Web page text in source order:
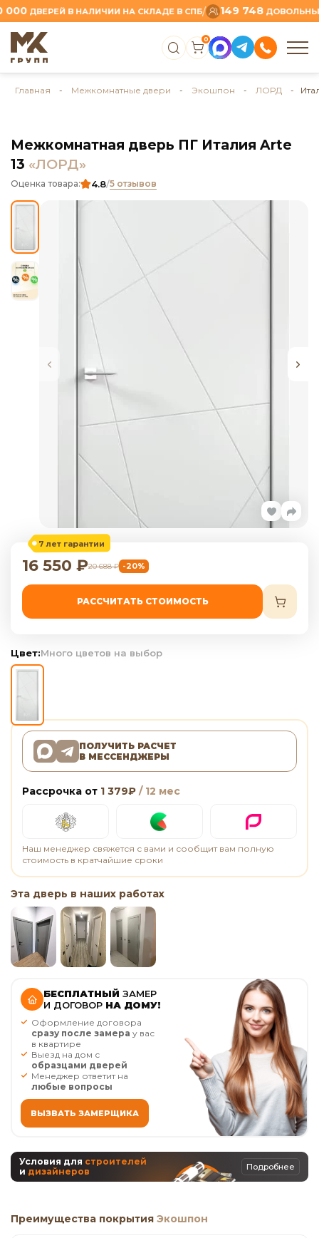
ДВЕРЕЙ В НАЛИЧИИ НА СКЛАДЕ В СПБ/ 149 748 ДОВОЛЬНЫХ
0
Главная - Межкомнатные двери - Экошпон - ЛОРД -
Межкомнатная дверь ПГ Италия Arte
13 «ЛОРД»
Оценка товара: 4.8/5 отзывов
7 лет гарантии
16 550 ₽20 688₽ -20%
РАССЧИТАТЬ СТОИМОСТЬ
Цвет:Много цветов на выбор
ПОЛУЧИТЬ РАСЧЕТ
В МЕССЕНДЖЕРЫ
Рассрочка от 1 379₽ / 12 мес
Наш менеджер свяжется с вами и сообщит вам полную
стоимость в кратчайшие сроки
Эта дверь в наших работах
БЕСПЛАТНЫЙ ЗАМЕР
И ДОГОВОР НА ДОМУ!
Оформление договора
сразу после замера у вас
в квартире
Выезд на дом с
образцами дверей
Менеджер ответит на
любые вопросы
ВЫЗВАТЬ ЗАМЕРЩИКА
Условия для строителей
и дизайнеров Подробнее
Преимущества покрытия Экошпон